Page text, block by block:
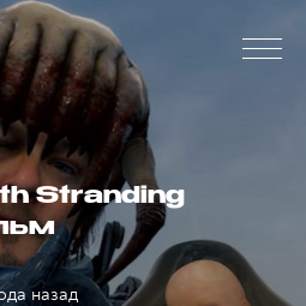
Stranding
назад